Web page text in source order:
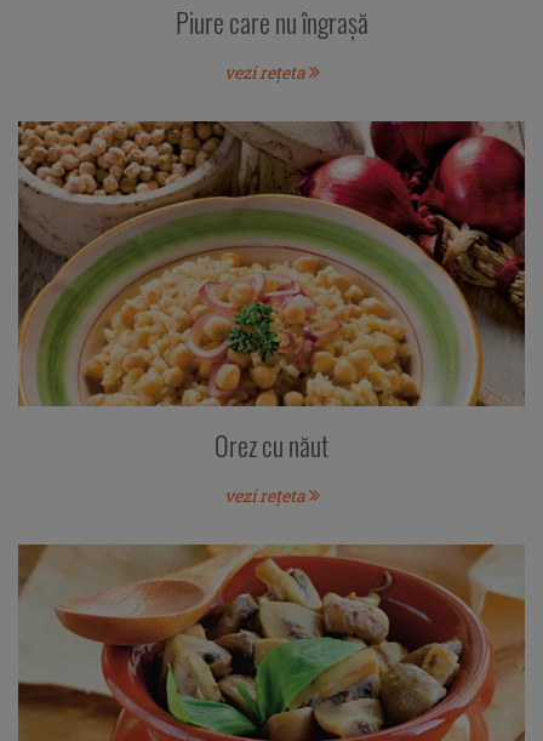
Piure care nu îngraşă
vezi rețeta
Orez cu năut
vezi rețeta